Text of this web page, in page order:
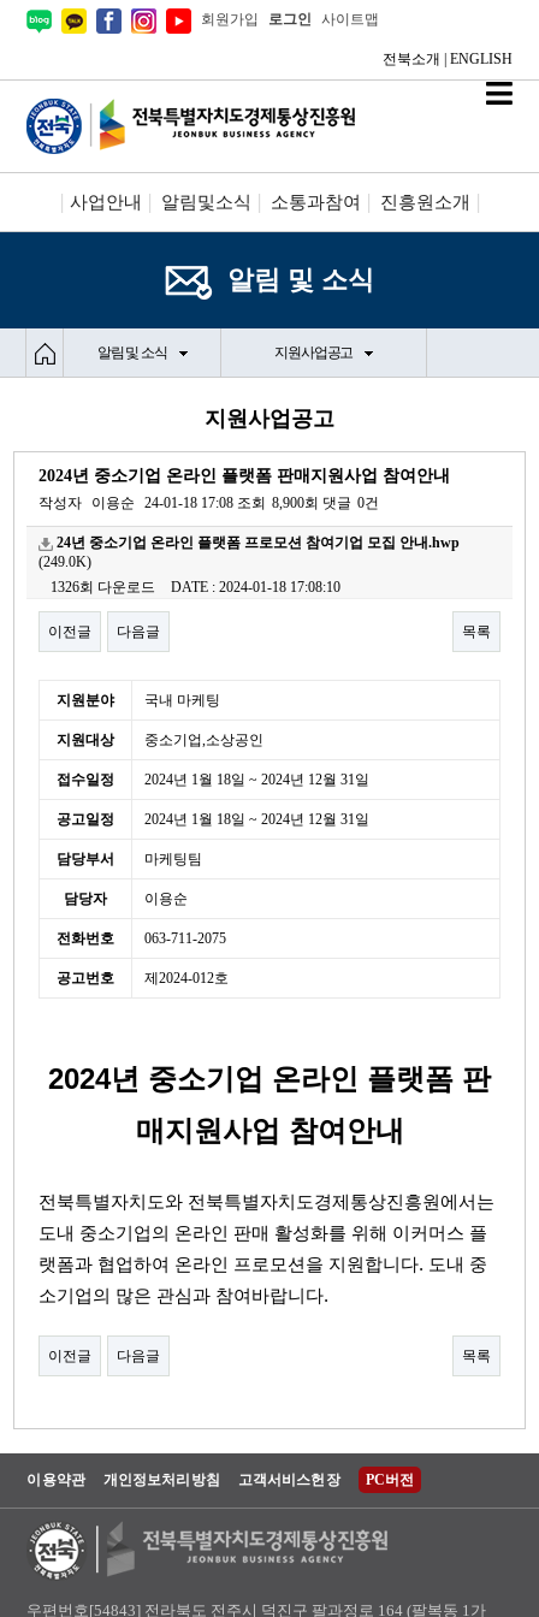
회원가입 로그인 사이트맵
전북소개 ENGLISH
사업안내 알림및소식 소통과참여 진흥원소개
알림 및 소식
알림 및 소식 지원사업공고
지원사업공고
2024년 중소기업 온라인 플랫폼 판매지원사업 참여안내
작성자 이용순 24-01-18 17:08 조회 8,900회 댓글 0건
24년 중소기업 온라인 플랫폼 프로모션 참여기업 모집 안내.hwp
(249.0K)
1326회 다운로드
DATE : 2024-01-18 17:08:10
이전글 다음글 목록
본문
지원분야 국내 마케팅
지원대상 중소기업,소상공인
접수일정 2024년 1월 18일 ~ 2024년 12월 31일
공고일정 2024년 1월 18일 ~ 2024년 12월 31일
담당부서 마케팅팀
담당자 이용순
전화번호 063-711-2075
공고번호 제2024-012호
2024년 중소기업 온라인 플랫폼 판
매지원사업 참여안내
전북특별자치도와 전북특별자치도경제통상진흥원에서는
도내 중소기업의 온라인 판매 활성화를 위해 이커머스 플
랫폼과 협업하여 온라인 프로모션을 지원합니다. 도내 중
소기업의 많은 관심과 참여바랍니다.
이전글 다음글 목록
이용약관 개인정보처리방침 고객서비스헌장 PC버전
우편번호[54843] 전라북도 전주시 덕진구 팔과정로 164 (팔복동 1가